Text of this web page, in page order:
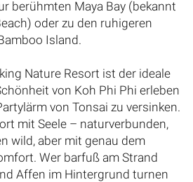
berühmten Maya Bay (bekannt
oder zu den ruhigeren
Island.
Nature Resort ist der ideale
von Koh Phi Phi erleben
von Tonsai zu versinken.
mit Seele – naturverbunden,
wild, aber mit genau dem
Wer barfuß am Strand
Affen im Hintergrund turnen